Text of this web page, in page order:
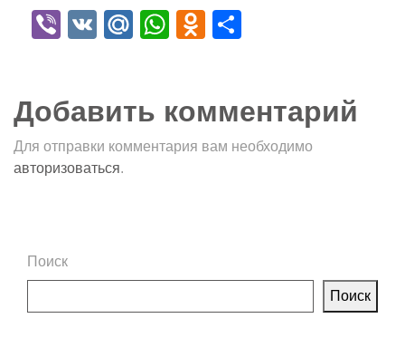
Viber
VK Mail.Ru
WhatsApp
Odnoklassniki
Добавить комментарий
Для отправки комментария вам необходимо
авторизоваться.
Поиск
Поиск